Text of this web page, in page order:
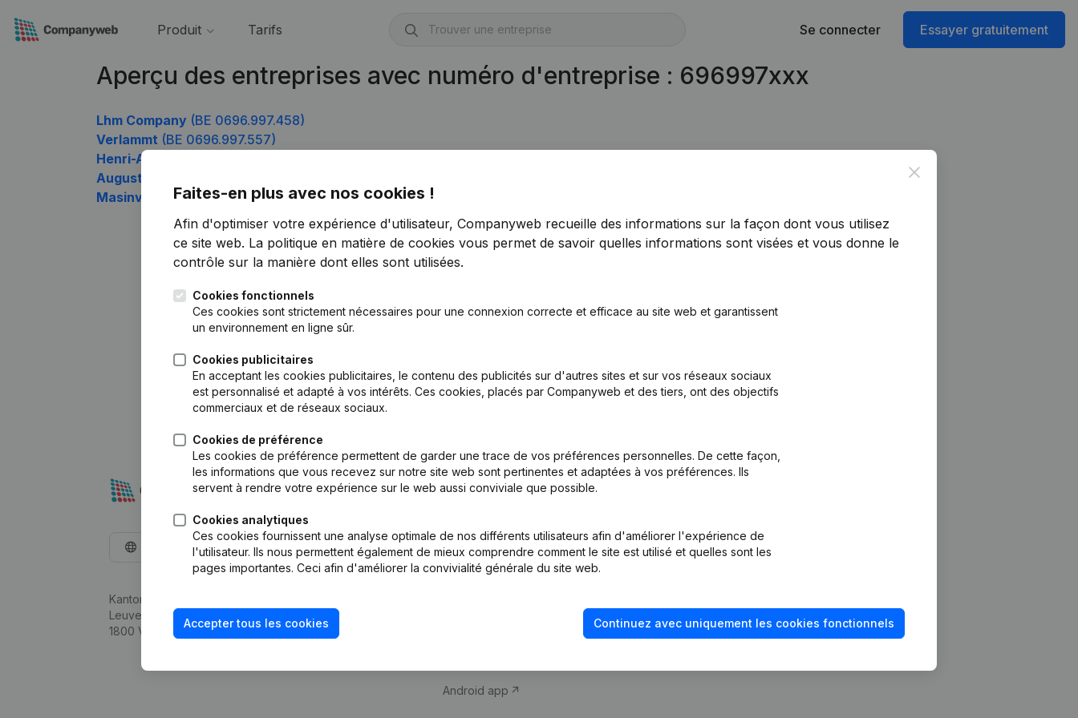
Produit Tarifs Se connecter Essayer gratuitement
Aperçu des entreprises avec numéro d'entreprise : 696997xxx
Lhm Company (BE 0696.997.458)
Verlammt (BE 0696.997.557)
Henri-August
August Inn
Masinver
(BE 0696.997.953)
Close
Faites-en plus avec nos cookies !
Afin d'optimiser votre expérience d'utilisateur, Companyweb recueille des informations sur la façon dont vous utilisez
ce site web. La politique en matière de cookies vous permet de savoir quelles informations sont visées et vous donne le
contrôle sur la manière dont elles sont utilisées.
Cookies fonctionnels
Ces cookies sont strictement nécessaires pour une connexion correcte et efficace au site web et garantissent
un environnement en ligne sûr.
Cookies publicitaires
En acceptant les cookies publicitaires, le contenu des publicités sur d'autres sites et sur vos réseaux sociaux
est personnalisé et adapté à vos intérêts. Ces cookies, placés par Companyweb et des tiers, ont des objectifs
commerciaux et de réseaux sociaux.
Cookies de préférence
Les cookies de préférence permettent de garder une trace de vos préférences personnelles. De cette façon,
les informations que vous recevez sur notre site web sont pertinentes et adaptées à vos préférences. Ils
servent à rendre votre expérience sur le web aussi conviviale que possible.
Cookies analytiques
Ces cookies fournissent une analyse optimale de nos différents utilisateurs afin d'améliorer l'expérience de
l'utilisateur. Ils nous permettent également de mieux comprendre comment le site est utilisé et quelles sont les
pages importantes. Ceci afin d'améliorer la convivialité générale du site web.
Accepter tous les cookies Continuez avec uniquement les cookies fonctionnels
Français
Kantorenpark Everest
Leuvensesteenweg 248D,
1800 Vilvoorde
Produit
d’entreprise
Monitoring
Android app
fraude
Consulter des comptes annuels
Vérification de la solvabilité